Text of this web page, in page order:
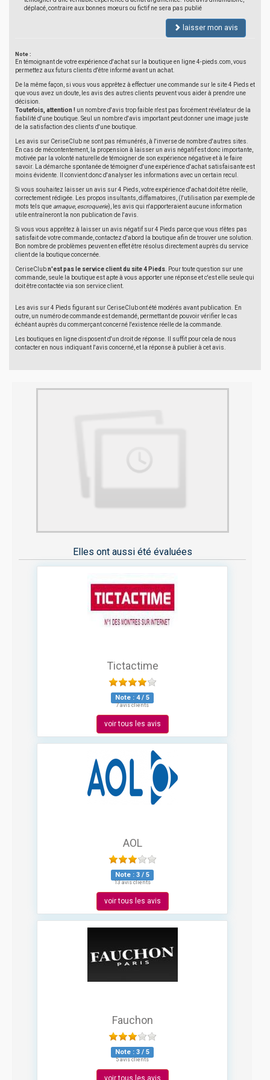
déplacé, contraire aux bonnes moeurs ou fictif ne sera pas publié
laisser mon avis
Note :
En témoignant de votre expérience d'achat sur la boutique en ligne 4-pieds.com, vous
permettez aux futurs clients d'être informé avant un achat.
De la même façon, si vous vous apprêtez à effectuer une commande sur le site 4 Pieds et
que vous avez un doute, les avis des autres clients peuvent vous aider à prendre une
décision.
Toutefois, attention ! un nombre d'avis trop faible n'est pas forcément révélateur de la
fiabilité d'une boutique. Seul un nombre d'avis important peut donner une image juste
de la satisfaction des clients d'une boutique.
Les avis sur CeriseClub ne sont pas rémunérés, à l'inverse de nombre d'autres sites.
En cas de mécontentement, la propension à laisser un avis négatif est donc importante,
motivée par la volonté naturelle de témoigner de son expérience négative et à le faire
savoir. La démarche spontanée de témoigner d'une expérience d'achat satisfaisante est
moins évidente. Il convient donc d'analyser les informations avec un certain recul.
Si vous souhaitez laisser un avis sur 4 Pieds, votre expérience d'achat doit être réelle,
correctement rédigée. Les propos insultants, diffamatoires, (l'utilisation par exemple de
mots tels que arnaque, escroquerie), les avis qui n'apporteraient aucune information
utile entraîneront la non publication de l'avis.
Si vous vous apprêtez à laisser un avis négatif sur 4 Pieds parce que vous n'êtes pas
satisfait de votre commande, contactez d'abord la boutique afin de trouver une solution.
Bon nombre de problèmes peuvent en effet être résolus directement auprès du service
client de la boutique concernée.
CeriseClubn'est pas le service client du site 4 Pieds . Pour toute question sur une
commande, seule la boutique est apte à vous apporter une réponse et c'est elle seule qui
doit être contactée via son service client.
Les avis sur 4 Pieds figurant sur CeriseClub ont été modérés avant publication. En
outre, un numéro de commande est demandé, permettant de pouvoir vérifier le cas
échéant auprès du commerçant concerné l'existence réelle de la commande.
Les boutiques en ligne disposent d'un droit de réponse. Il suffit pour cela de nous
contacter en nous indiquant l'avis concerné, et la réponse à publier à cet avis.
Elles ont aussi été évaluées
Tictactime
Note : 4/ 5
7 avis clients
voir tous les avis
AOL
Note : 3 / 5
13 avis clients
voir tous les avis
Fauchon
Note : 3 / 5
5 avis clients
voir tous les avis